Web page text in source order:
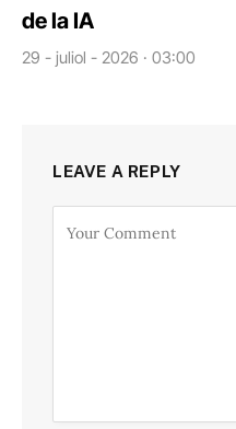
de la IA
29 - juliol - 2026 · 03:00
LEAVE A REPLY